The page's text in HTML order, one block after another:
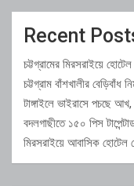
Recent
চট্টগ্রামের মিরসরাইয়ে
চট্টগ্রাম বাঁশখালীর বেড়িবাঁধ
টাঙ্গাইলে ভাইরাসে পচছে
বদলগাছীতে ১৫০ পিস
মিরসরাইয়ে আবাসিক